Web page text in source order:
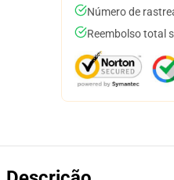
Número de
Reembolso total